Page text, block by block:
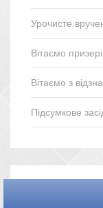
Урочисте
Вітаємо
Вітаємо з
Підсумкове